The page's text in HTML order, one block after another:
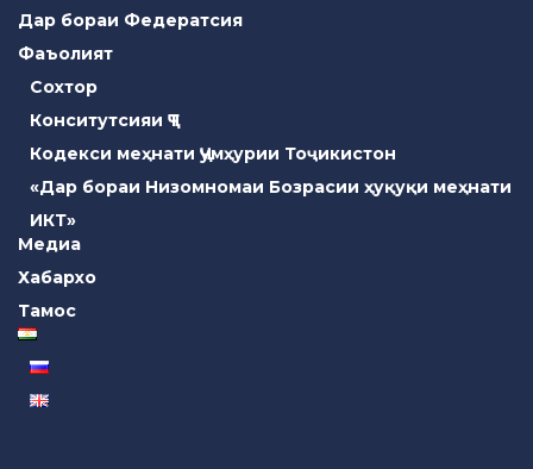
Дар бораи Федератсия
Фаъолият
Сохтор
Конситутсияи ҶТ
Кодекси меҳнати Ҷумҳурии Тоҷикистон
«Дар бораи Низомномаи Бозрасии ҳуқуқи меҳнати
ИКТ»
Медиа
Хабархо
Тамос